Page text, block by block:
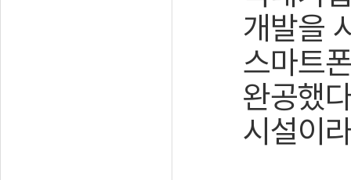
개발을
스마트
완공했
시설이